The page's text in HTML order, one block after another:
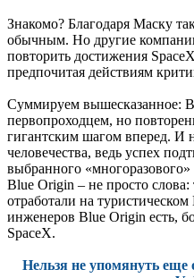
Знакомо? Благодаря Маску
обычным. Но другие
повторить достижения
предпочитая действиям
Суммируем вышесказанное:
первопроходцем, но
гигантским шагом вперед. И
человечества, ведь успех
выбранного
Blue Origin – не просто
отработали на
инженеров Blue Origin есть,
SpaceX.
Нельзя не упомянуть еще